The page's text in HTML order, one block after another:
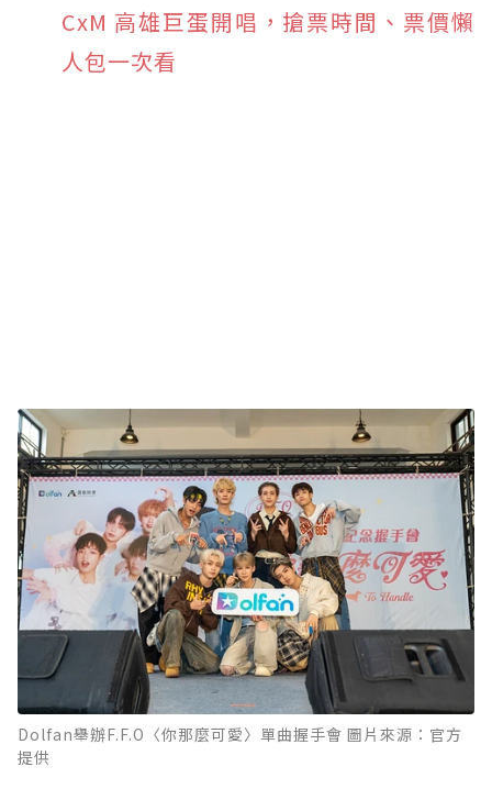
CxM 高雄巨蛋開唱，搶票時間、票價懶
人包一次看
Dolfan舉辦F.F.O〈你那麼可愛〉單曲握手會 圖片來源：官方
提供